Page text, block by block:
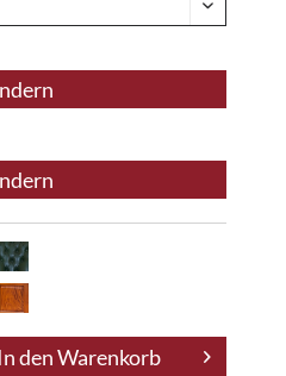
denWarenkorb